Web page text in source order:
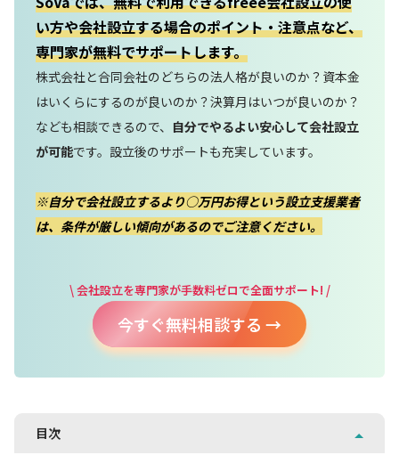
い方や会社設立する場合のポイント・注意点など、
専門家が無料でサポートします。
株式会社と合同会社のどちらの法人格が良いのか？資本金
はいくらにするのが良いのか？決算月はいつが良いのか？
なども相談できるので、 自分でやるよい安心して会社設立
が可能です。設立後のサポートも充実しています。
※自分で会社設立するより○万円お得という設立支援業者
は、条件が厳しい傾向があるのでご注意ください。
\ 会社設立を専門家が手数料ゼロで全面サポート! /
今すぐ無料相談する →
目次